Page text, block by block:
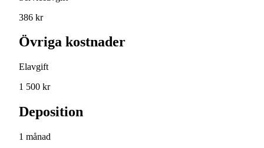
386 kr
Övriga kostnader
Elavgift
1 500 kr
Deposition
1 månad